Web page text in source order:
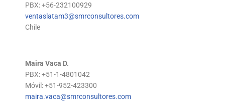
PBX: +56-232100929
ventaslatam3@smrconsultores.com
Chile
Maira Vaca D.
PBX: +51-1-4801042
Móvil: +51-952-423300
maira.vaca@smrconsultores.com